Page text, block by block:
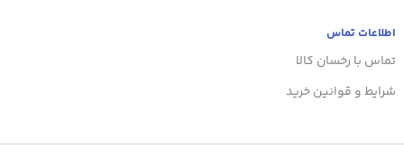
اطلاعات تماس
تماس با رخسان کالا
شرایط و قوانین خرید